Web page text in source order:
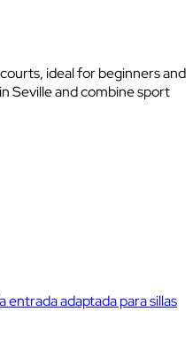
ideal for beginners and
Seville and combine sport
entrada adaptada para sillas